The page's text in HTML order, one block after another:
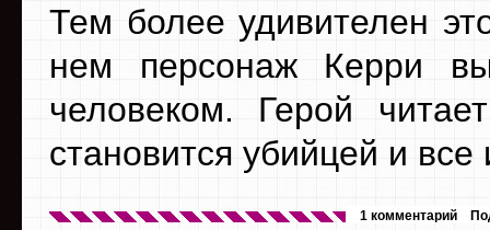
Тем более удивителен
нем персонаж Керри
человеком. Герой
становится убийцей и все
1 комментарий